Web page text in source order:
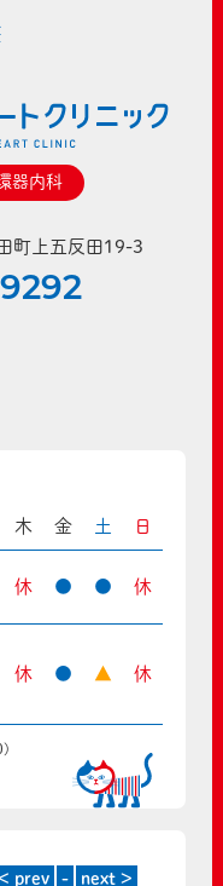
器内科
町上五反田19-3
木 金 土 日
休 ● ● 休
休 ● ▲ 休